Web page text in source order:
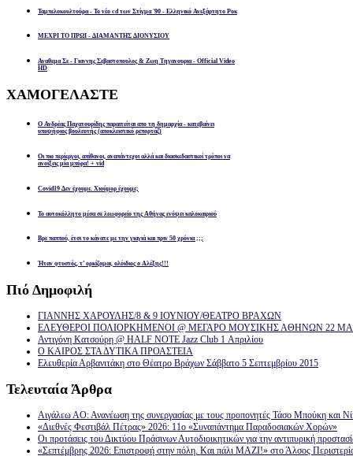
Ταμπελοκουλτούρα - Το νέο cd των Στίγμα '90 - Ελληνικό Ανεξάρτητο Ροκ
ΜΕΧΡΙ ΤΟ ΠΡΩΙ - ΔΙΑΜΑΝΤΗΣ ΔΙΟΝΥΣΙΟΥ
Αναθεμα Σε - Γιαννης Σεβαστοπουλος & Ζωη Τηγανουρια - Official Video
HD
ΧΑΜΟΓΕΛΑΣΤΕ
Ο Ανδρέας Παχατουρίδης παραιτείται απο τη δημαρχία - κατεβαίνει
υποψήφιος βουλευτής (αποκλειστικό ρεπορτάζ)
Οι πιο περίεργοι, απίθανοι, αναπάντεχοι αλλά και διασκεδαστικοί τρόποι να
ανοίξεις μία μπύρα! + vid
Covid19 Δεν έχουμε. Χιούμορ έχουμε;
Το αυτοκόλλητο μέσα σε λεωφορείο της Αθήνας ενόψει καλοκαιριού
Βρε παππού, έτσι το κάνατε με την γιαγιά και πριν 50 χρόνια ;;;
Ήταν φτυστός, τ’ ορκίζομαι, ολόιδιος ο Αλέξης!!!
Πιό Δημοφιλή
ΓΙΑΝΝΗΣ ΧΑΡΟΥΛΗΣ/8 & 9 ΙΟΥΝΙΟΥ/ΘΕΑΤΡΟ ΒΡΑΧΩΝ
ΕΛΕΥΘΕΡΟΙ ΠΟΛΙΟΡΚΗΜΕΝΟΙ @ ΜΕΓΑΡΟ ΜΟΥΣΙΚΗΣ ΑΘΗΝΩΝ 22
Αντιγόνη Κατσούρη @ HALF NOTE Jazz Club 1 Απριλίου
Ο ΚΑΙΡΟΣ ΣΤΑ ΔΥΤΙΚΑ ΠΡΟΑΣΤΕΙΑ
Ελευθερία Αρβανιτάκη στο Θέατρο Βράχων Σάββατο 5 Σεπτεμβρίου 2015
Τελευταία Άρθρα
Αιγάλεω ΑΟ: Ανανέωση της συνεργασίας με τους προπονητές Τάσο Μπούκη και
«Διεθνές Φεστιβάλ Πέτρας» 2026: 11ο «Συναπάντημα Παραδοσιακών Χορών»
Οι προτάσεις του Δικτύου Πράσινων Αυτοδιοικητικών για την αντιπυρική
«Σεπτέμβρης 2026: Επιστροφή στην πόλη. Και πάλι ΜΑΖΙ!» στο Άλσος